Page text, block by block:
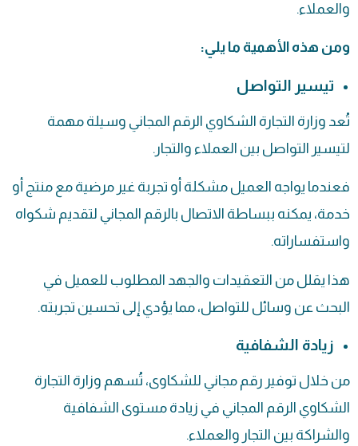
والعملاء.
ومن هذه الأهمية ما يلي:
تيسير التواصل
تُعد وزارة التجارة الشكاوي الرقم المجاني وسيلة مهمة
لتيسير التواصل بين العملاء والتجار.
فعندما يواجه العميل مشكلة أو تجربة غير مرضية مع منتج أو
خدمة، يمكنه ببساطة الاتصال بالرقم المجاني لتقديم شكواه
واستفساراته.
هذا يقلل من التعقيدات والجهد المطلوب للعميل في
البحث عن وسائل للتواصل، مما يؤدي إلى تحسين تجربته.
زيادة الشفافية
من خلال توفير رقم مجاني للشكاوى، تُسهم وزارة التجارة
الشكاوي الرقم المجاني في زيادة مستوى الشفافية
والشراكة بين التجار والعملاء.